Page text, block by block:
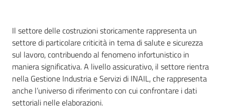
Servizi
per
la
sicurezza
Il settore delle costruzioni storicamente rappresenta un
settore di particolare criticità in tema di salute e sicurezza
sul lavoro, contribuendo al fenomeno infortunistico in
maniera significativa. A livello assicurativo, il settore rientra
nella Gestione Industria e Servizi di INAIL, che rappresenta
anche l’universo di riferimento con cui confrontare i dati
settoriali nelle elaborazioni.